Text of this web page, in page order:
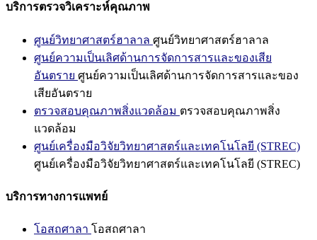
บริการตรวจวิเคราะห์คุณภาพ
ศูนย์วิทยาศาสตร์ฮาลาล ศูนย์วิทยาศาสตร์ฮาลาล
ศูนย์ความเป็นเลิศด้านการจัดการสารและของเสีย
อันตราย ศูนย์ความเป็นเลิศด้านการจัดการสารและของ
เสียอันตราย
ตรวจสอบคุณภาพสิ่งแวดล้อม ตรวจสอบคุณภาพสิ่ง
แวดล้อม
ศูนย์เครื่องมือวิจัยวิทยาศาสตร์และเทคโนโลยี (STREC)
ศูนย์เครื่องมือวิจัยวิทยาศาสตร์และเทคโนโลยี (STREC)
บริการทางการแพทย์
โอสถศาลา โอสถศาลา